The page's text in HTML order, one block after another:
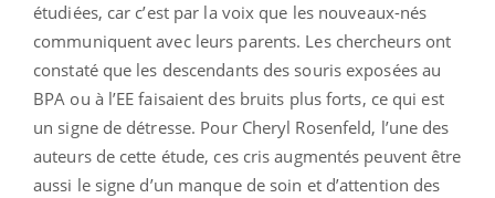
étudiées, car c’est par la voix que les nouveaux-nés
communiquent avec leurs parents. Les chercheurs ont
constaté que les descendants des souris exposées au
BPA ou à l’EE faisaient des bruits plus forts, ce qui est
un signe de détresse. Pour Cheryl Rosenfeld, l’une des
auteurs de cette étude, ces cris augmentés peuvent être
aussi le signe d’un manque de soin et d’attention des